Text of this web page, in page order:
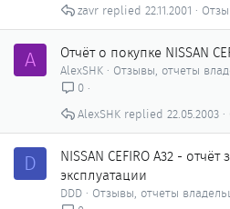
22.11.2001
zavr
A Отчёт о покупке NISSAN
AlexSHK
Отзывы, отчеты
0
22.05.2003
AlexSHK
D
NISSAN CEFIRO A32 -
эксплуатации
DDD
Отзывы, отчеты